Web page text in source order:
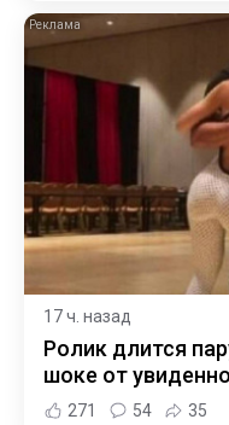
17 ч. назад
Ролик длится
шоке от
271 54 35